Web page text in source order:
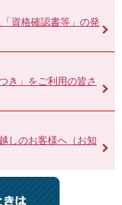
資格確認書等」の発
き」をご利用の皆さ
しのお客様へ（お知